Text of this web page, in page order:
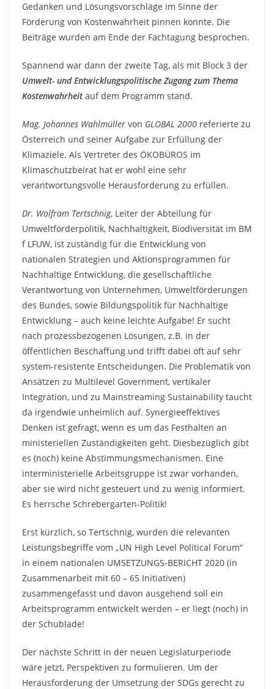
Gedanken und Lösungsvorschläge im Sinne der
Förderung von Kostenwahrheit pinnen konnte. Die
Beiträge wurden am Ende der Fachtagung besprochen.
Spannend war dann der zweite Tag, als mit Block 3 der
Umwelt- und Entwicklungspolitische Zugang zum Thema
Kostenwahrheitauf dem Programm stand.
Mag. Johannes Wahlmüller von GLOBAL 2000 referierte zu
Österreich und seiner Aufgabe zur Erfüllung der
Klimaziele. Als Vertreter des ÖKOBÜROS im
Klimaschutzbeirat hat er wohl eine sehr
verantwortungsvolle Herausforderung zu erfüllen.
Dr. Wolfram Tertschnig, Leiter der Abteilung für
Umweltförderpolitik, Nachhaltigkeit, Biodiversität im BM
f LFUW, ist zuständig für die Entwicklung von
nationalen Strategien und Aktionsprogrammen für
Nachhaltige Entwicklung, die gesellschaftliche
Verantwortung von Unternehmen, Umweltförderungen
des Bundes, sowie Bildungspolitik für Nachhaltige
Entwicklung – auch keine leichte Aufgabe! Er sucht
nach prozessbezogenen Lösungen, z.B. in der
öffentlichen Beschaffung und trifft dabei oft auf sehr
system-resistente Entscheidungen. Die Problematik von
Ansätzen zu Multilevel Government, vertikaler
Integration, und zu Mainstreaming Sustainability taucht
da irgendwie unheimlich auf. Synergieeffektives
Denken ist gefragt, wenn es um das Festhalten an
ministeriellen Zuständigkeiten geht. Diesbezüglich gibt
es (noch) keine Abstimmungsmechanismen. Eine
interministerielle Arbeitsgruppe ist zwar vorhanden,
aber sie wird nicht gesteuert und zu wenig informiert.
Es herrsche Schrebergarten-Politik!
Erst kürzlich, so Tertschnig, wurden die relevanten
Leistungsbegriffe vom „UN High Level Political Forum“
in einem nationalen UMSETZUNGS-BERICHT 2020 (in
Zusammenarbeit mit 60 – 65 Initiativen)
zusammengefasst und davon ausgehend soll ein
Arbeitsprogramm entwickelt werden – er liegt (noch) in
der Schublade!
Der nächste Schritt in der neuen Legislaturperiode
wäre jetzt, Perspektiven zu formulieren. Um der
Herausforderung der Umsetzung der SDGs gerecht zu